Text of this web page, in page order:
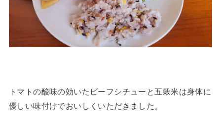
トマトの酸味の効いたビーフシチューと五穀米は身体に
優しい味付けでおいしくいただきました。